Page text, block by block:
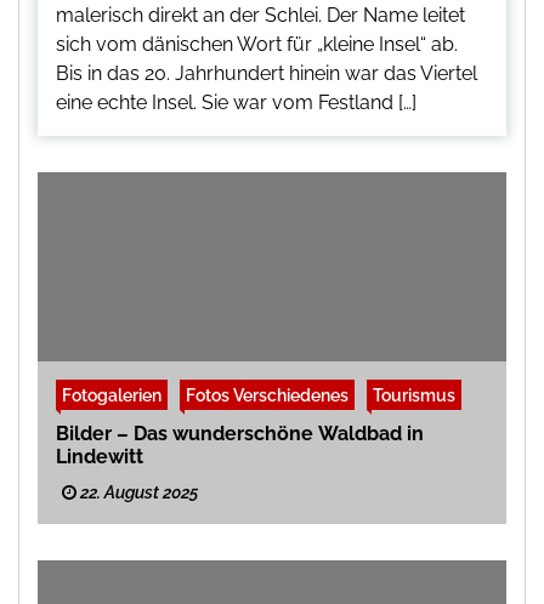
malerisch direkt an der Schlei. Der Name leitet
sich vom dänischen Wort für „kleine Insel“ ab.
Bis in das 20. Jahrhundert hinein war das Viertel
eine echte Insel. Sie war vom Festland […]
Fotogalerien Fotos Verschiedenes Tourismus
Bilder – Das wunderschöne Waldbad in
Lindewitt
22. August 2025